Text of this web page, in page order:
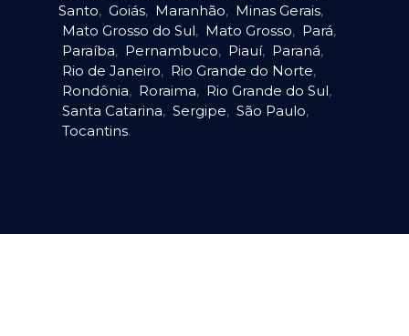
Santo, Goiás, Maranhão, Minas Gerais,
Mato Grosso do Sul, Mato Grosso, Pará,
Paraíba, Pernambuco, Piauí, Paraná,
Rio de Janeiro, Rio Grande do Norte,
Rondônia, Roraima, Rio Grande do Sul,
Santa Catarina, Sergipe, São Paulo,
Tocantins.